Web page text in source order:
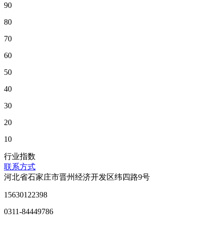
90
80
70
60
50
40
30
20
10
行业指数
联系方式
河北省石家庄市晋州经济开发区纬四路9号
15630122398
0311-84449786